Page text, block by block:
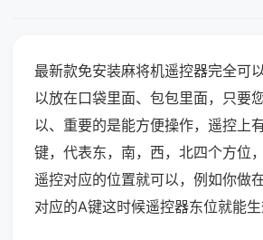
最新款免安装麻将机遥控器完全可
以放在口袋里面、包包里面，只要
以、重要的是能方便操作，遥控上
键，代表东，南，西，北四个方位
遥控对应的位置就可以，例如你做
对应的A键这时候遥控器东位就能生